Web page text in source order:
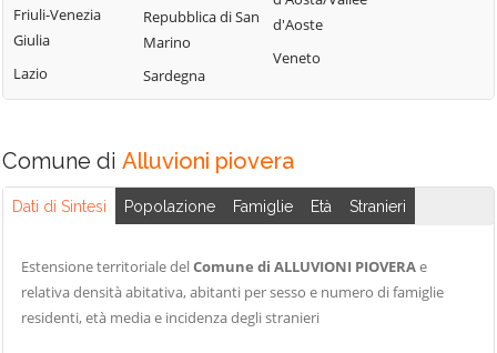
Martino
Borgoratto
Alessandrino
Bosco Marengo
Bozzole
Brignano-
Cabella Ligure
Camagna
Monferrato
Sant'Antonio
Malvicino
Masio
Melazzo
Mirabello
Monferrato
Sala Monferrato
Sale
Monferrato
Curone
Sant'Agata Fossili
Sardigliano
Friuli-Venezia
Giulia
Lazio
Repubblica di San
Marino
Sardegna
d'Aoste
Veneto
Comune di Alluvioni piovera
Dati di Sintesi Popolazione Famiglie Età Stranieri
Estensione territoriale delComune di ALLUVIONI PIOVERAe
relativa densità abitativa, abitanti per sesso e numero di famiglie
residenti, età media e incidenza degli stranieri